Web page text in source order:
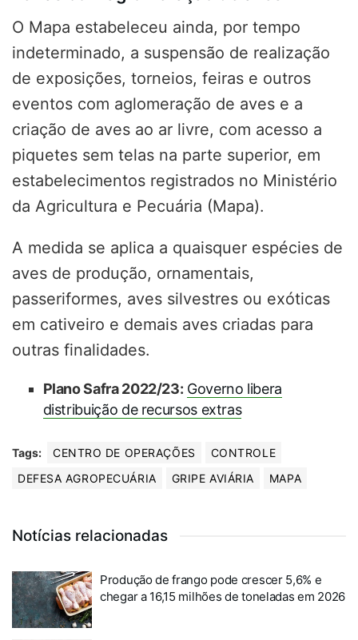
O Mapa estabeleceu ainda, por tempo
indeterminado, a suspensão de realização
de exposições, torneios, feiras e outros
eventos com aglomeração de aves e a
criação de aves ao ar livre, com acesso a
piquetes sem telas na parte superior, em
estabelecimentos registrados no Ministério
da Agricultura e Pecuária (Mapa).
A medida se aplica a quaisquer espécies de
aves de produção, ornamentais,
passeriformes, aves silvestres ou exóticas
em cativeiro e demais aves criadas para
outras finalidades.
Plano Safra 2022/23: Governo libera
distribuição de recursos extras
Tags: CENTRO DE OPERAÇÕES
CONTROLE
DEFESA AGROPECUÁRIA
GRIPE AVIÁRIA MAPA
Notícias relacionadas
Produção de frango pode crescer 5,6% e
chegar a 16,15 milhões de toneladas em 2026